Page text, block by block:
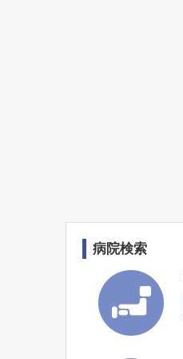
病院検索